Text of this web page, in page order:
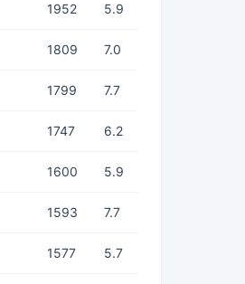
1952 5.9
1809 7.0
1799 7.7
1747 6.2
1600 5.9
1593 7.7
1577 5.7